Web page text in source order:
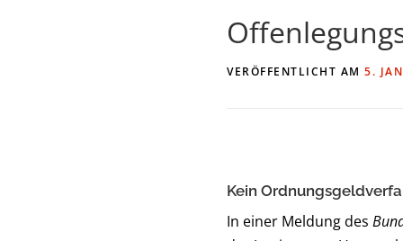
VERÖFFENTLICHT AM 5.
Kein
In einer Meldung des